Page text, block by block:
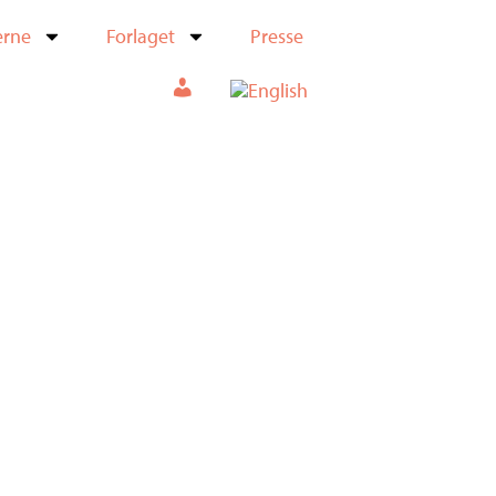
Forlaget Presse
Min konto